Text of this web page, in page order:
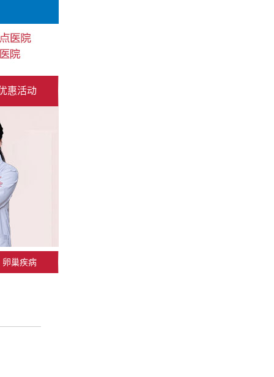
惠活动
卵巢疾病